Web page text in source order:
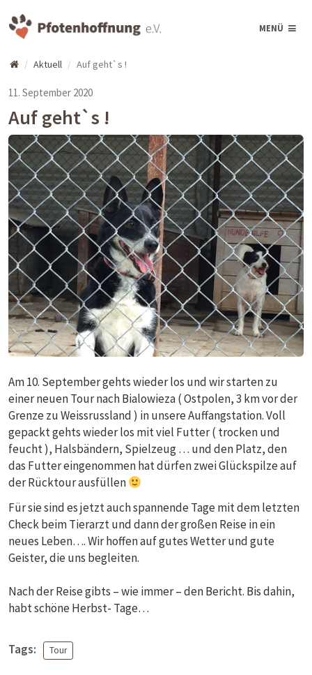
MENÜ
Aktuell Auf geht`s !
11. September 2020
Auf geht`s !
Am 10. September gehts wieder los und wir starten zu
einer neuen Tour nach Bialowieza ( Ostpolen, 3 km vor der
Grenze zu Weissrussland ) in unsere Auffangstation. Voll
gepackt gehts wieder los mit viel Futter ( trocken und
feucht ), Halsbändern, Spielzeug … und den Platz, den
das Futter eingenommen hat dürfen zwei Glückspilze auf
der Rücktour ausfüllen
Für sie sind es jetzt auch spannende Tage mit dem letzten
Check beim Tierarzt und dann der großen Reise in ein
neues Leben…. Wir hoffen auf gutes Wetter und gute
Geister, die uns begleiten.
Nach der Reise gibts – wie immer – den Bericht. Bis dahin,
habt schöne Herbst- Tage…
Tags: Tour